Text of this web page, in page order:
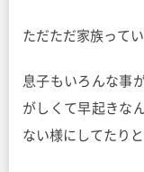
ただただ家族って
息子もいろんな事
がしくて早起きな
ない様にしてたり